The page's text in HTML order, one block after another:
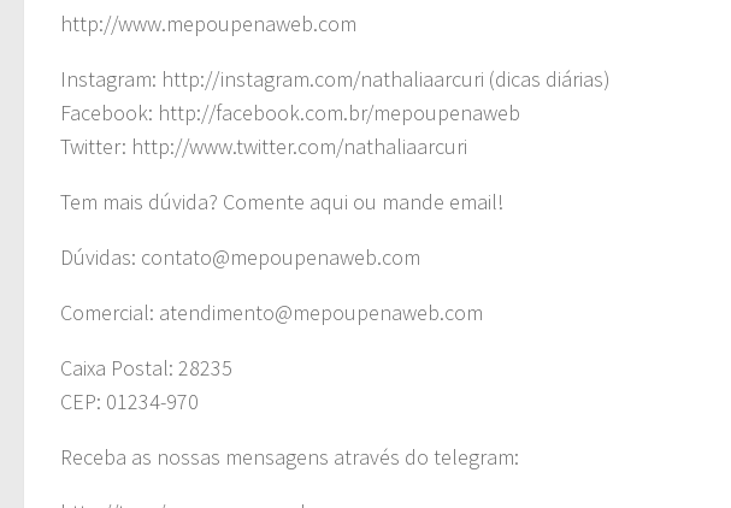
http://www.mepoupenaweb.com
Instagram: http://instagram.com/nathaliaarcuri (dicas diárias)
Facebook: http://facebook.com.br/mepoupenaweb
Twitter: http://www.twitter.com/nathaliaarcuri
Tem mais dúvida? Comente aqui ou mande email!
Dúvidas: contato@mepoupenaweb.com
Comercial: atendimento@mepoupenaweb.com
Caixa Postal: 28235
CEP: 01234-970
Receba as nossas mensagens através do telegram: